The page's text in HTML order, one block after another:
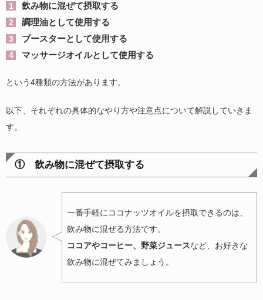
飲み物に混ぜて摂取する
調理油として使用する
ブースターとして使用する
マッサージオイルとして使用する
という4種類の方法があります。
以下、それぞれの具体的なやり方や注意点について解説していきま
す。
① 飲み物に混ぜて摂取する
一番手軽にココナッツオイルを摂取できるのは、
飲み物に混ぜる方法です。
ココアやコーヒー、野菜ジュースなど、お好きな
飲み物に混ぜてみましょう。